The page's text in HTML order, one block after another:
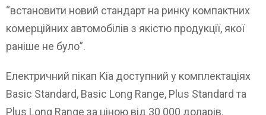
“встановити новий стандарт на ринку компактних
комерційних автомобілів з якістю продукції, якої
раніше не було”.
Електричний пікап Kia доступний у комплектаціях
Basic Standard, Basic Long Range, Plus Standard та
Plus Long Range за ціною від 30 000 доларів.